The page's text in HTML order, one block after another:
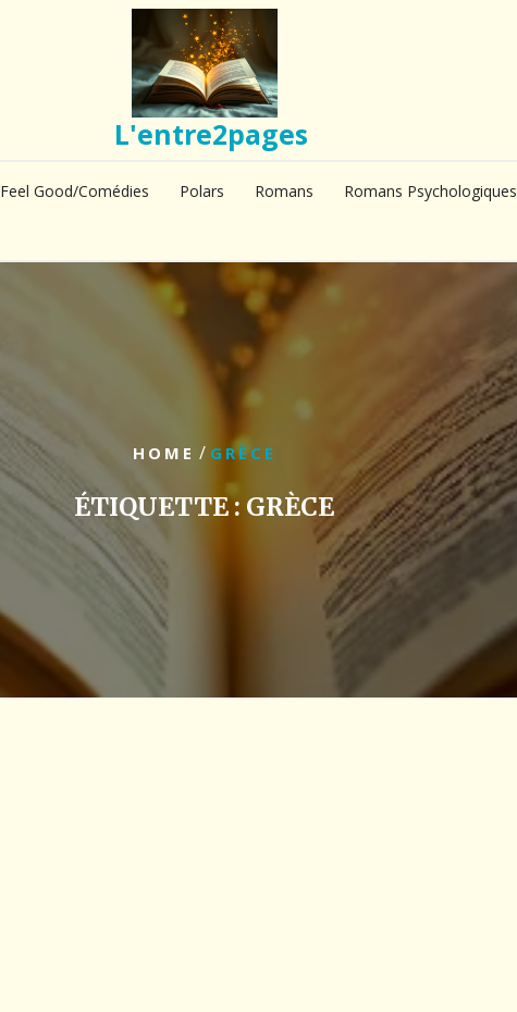
L'entre2pages
Feel Good/Comédies Polars Romans Romans Psychologiques
HOME / GRÈCE
ÉTIQUETTE : GRÈCE